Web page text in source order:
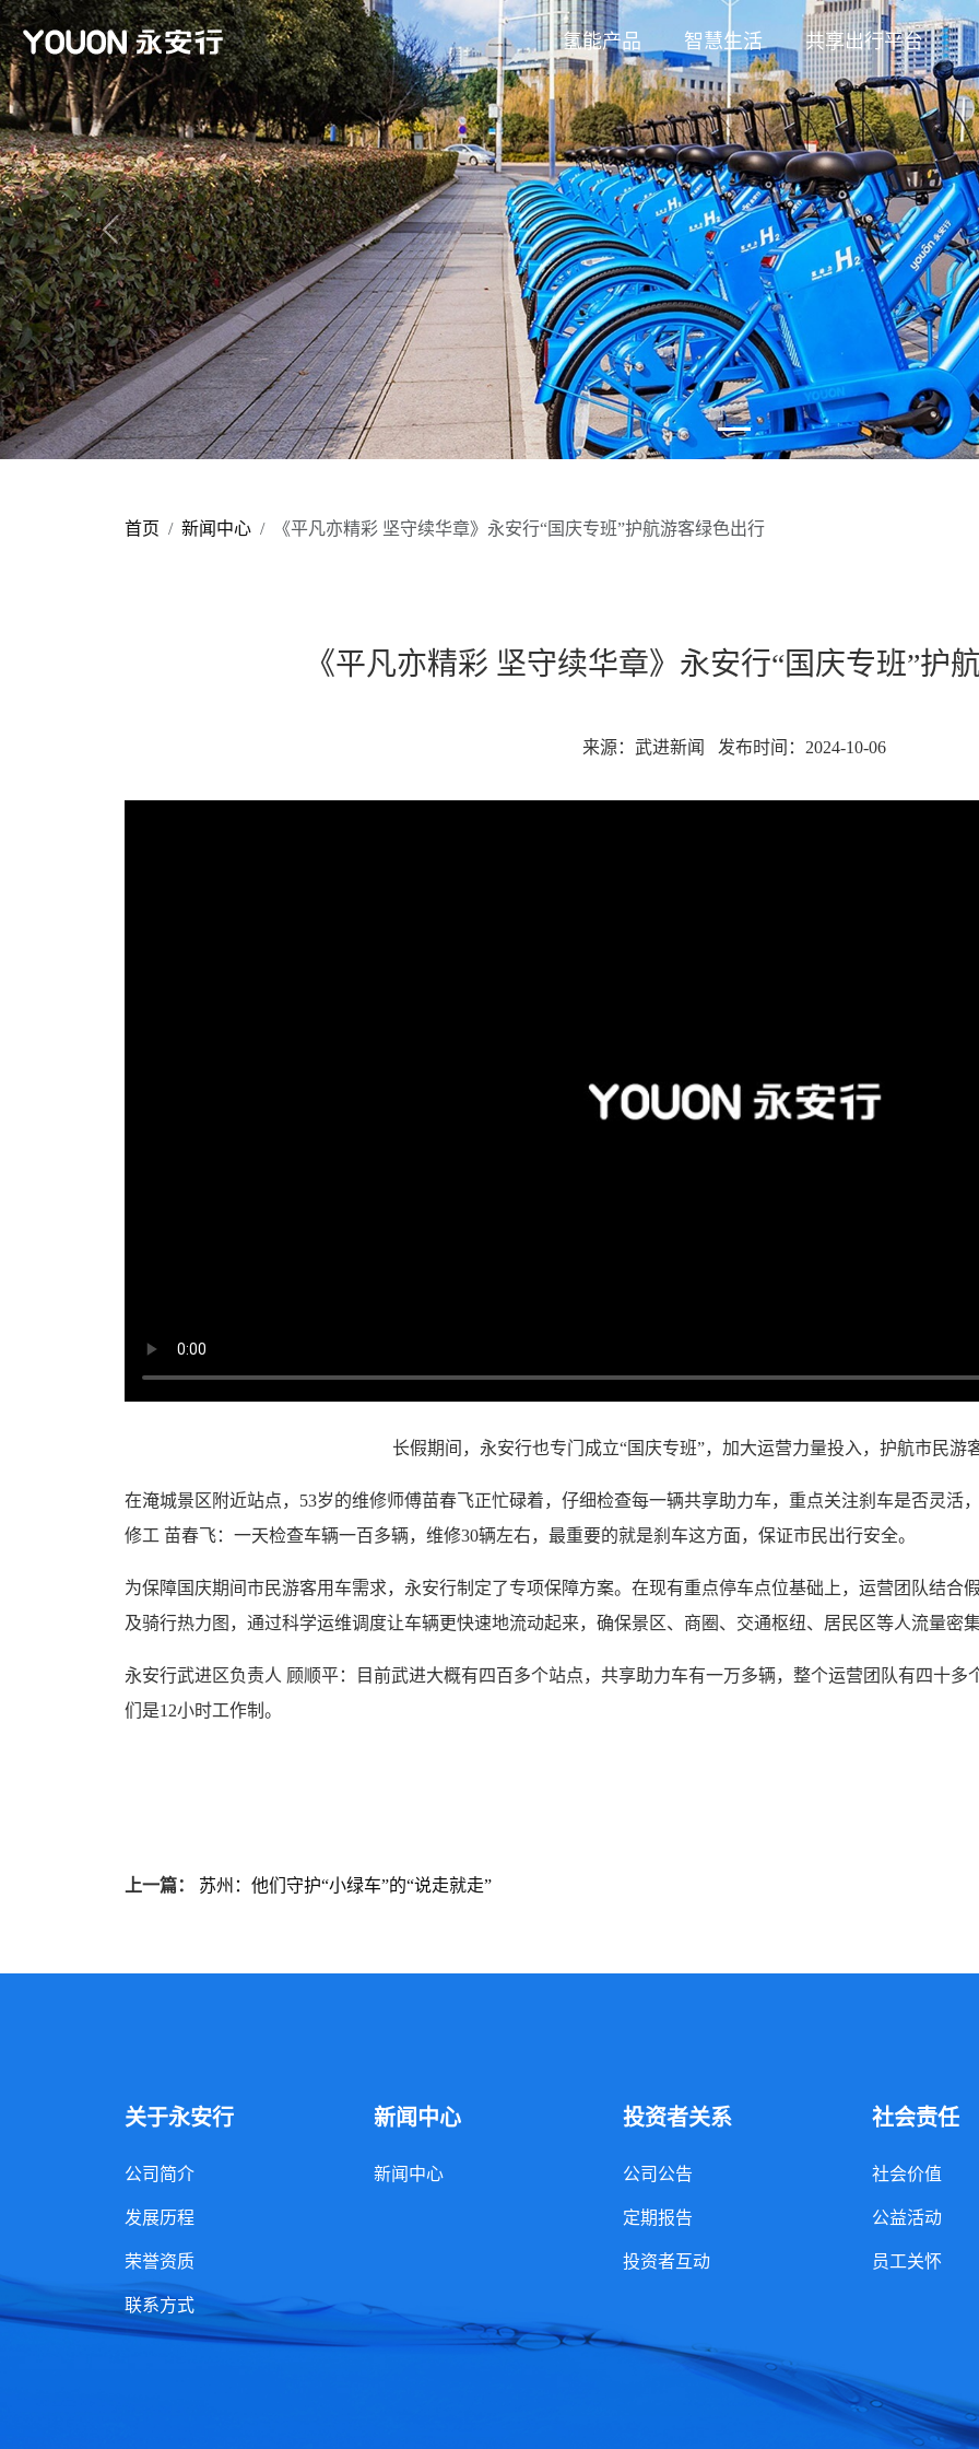
氢能产品 智慧生活 共享出行平台
Previous
首页 新闻中心 《平凡亦精彩 坚守续华章》永安行“国庆专班”护航游客绿色出行
《平凡亦精彩 坚守续华章》永安行“国庆专班”护
来源：武进新闻 发布时间：2024-10-06
长假期间，永安行也专门成立“国庆专班”，加大运营力量投入，护航市民游
在淹城景区附近站点，53岁的维修师傅苗春飞正忙碌着，仔细检查每一辆共享助力车，重点关注刹车是否灵活
修工 苗春飞：一天检查车辆一百多辆，维修30辆左右，最重要的就是刹车这方面，保证市民出行安全。
为保障国庆期间市民游客用车需求，永安行制定了专项保障方案。在现有重点停车点位基础上，运营团队结合
及骑行热力图，通过科学运维调度让车辆更快速地流动起来，确保景区、商圈、交通枢纽、居民区等人流量密
永安行武进区负责人 顾顺平：目前武进大概有四百多个站点，共享助力车有一万多辆，整个运营团队有四十
们是12小时工作制。
上一篇： 苏州：他们守护“小绿车”的“说走就走”
关于永安行
公司简介
发展历程
荣誉资质
联系方式
新闻中心
新闻中心
投资者关系
公司公告
定期报告
投资者互动
社会责任
社会价值
公益活动
员工关怀